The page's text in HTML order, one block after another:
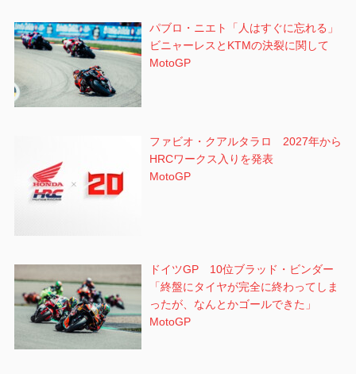
パブロ・ニエト「人はすぐに忘れる」
ビニャーレスとKTMの決裂に関して
MotoGP
ファビオ・クアルタラロ 2027年から
HRCワークス入りを発表
MotoGP
ドイツGP 10位ブラッド・ビンダー
「終盤にタイヤが完全に終わってしま
ったが、なんとかゴールできた」
MotoGP